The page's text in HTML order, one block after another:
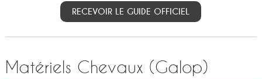
RECEVOIR LE GUIDE OFFICIEL
Matériels Chevaux (Galop)